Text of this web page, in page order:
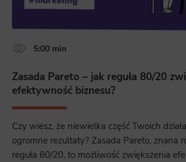
5:00 min
Zasada Pareto – jak reguła 80/20
efektywność biznesu?
Czy wiesz, że niewielka część Twoich
ogromne rezultaty? Zasada Pareto, znana
reguła 80/20, to możliwość zwiększenia